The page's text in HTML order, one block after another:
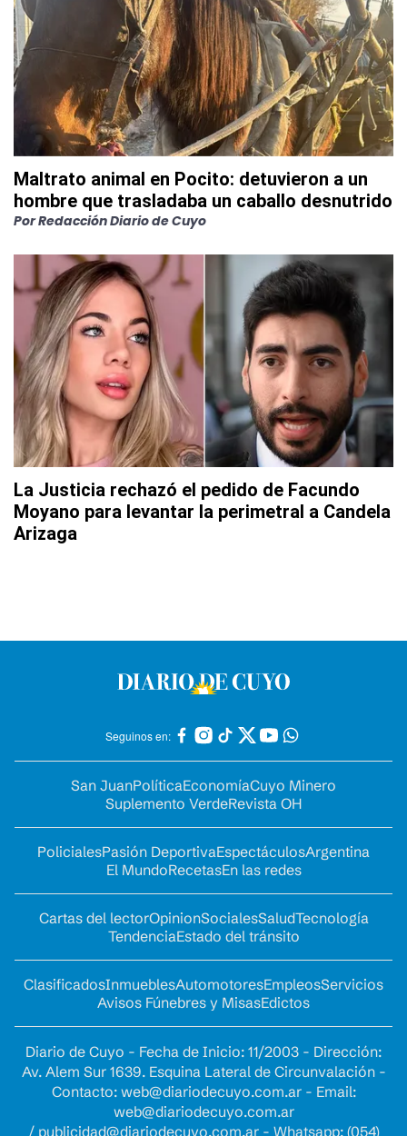
Maltrato animal en Pocito: detuvieron a un
hombre que trasladaba un caballo desnutrido
PorRedacción Diario de Cuyo
La Justicia rechazó el pedido de Facundo
Moyano para levantar la perimetral a Candela
Arizaga
Seguinos en:
San JuanPolíticaEconomíaCuyo Minero
Suplemento VerdeRevista OH
PolicialesPasión DeportivaEspectáculosArgentina
El MundoRecetasEn las redes
Cartas del lectorOpinionSocialesSaludTecnología
TendenciaEstado del tránsito
ClasificadosInmueblesAutomotoresEmpleosServicios
Avisos Fúnebres y MisasEdictos
Diario de Cuyo - Fecha de Inicio: 11/2003 - Dirección:
Av. Alem Sur 1639. Esquina Lateral de Circunvalación -
Contacto: web@diariodecuyo.com.ar- Email:
web@diariodecuyo.com.ar
/ publicidad@diariodecuyo.com.ar- Whatsapp: (054)